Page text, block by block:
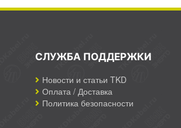
СЛУЖБА ПОДДЕРЖКИ
Новости и статьи TKD
Оплата / Доставка
Политика безопасности